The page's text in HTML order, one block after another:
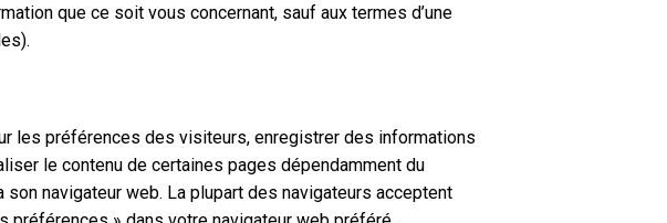
que ce soit vous concernant, sauf aux termes d’une
les préférences des visiteurs, enregistrer des informations
le contenu de certaines pages dépendamment du
navigateur web. La plupart des navigateurs acceptent